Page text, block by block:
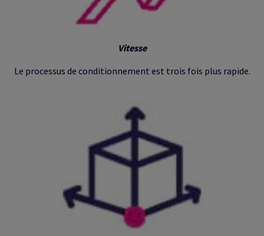
Vitesse
Le processus de conditionnement est trois fois plus rapide.